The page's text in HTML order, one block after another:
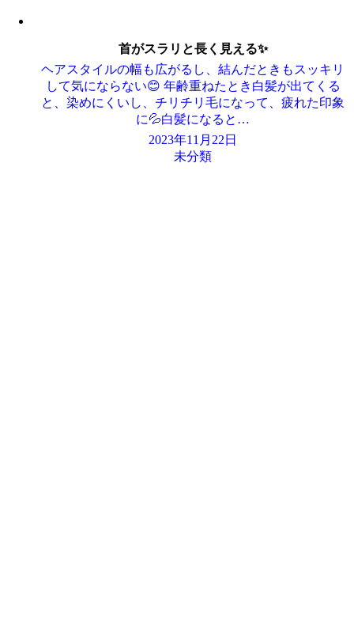
首がスラリと長く見える✨
ヘアスタイルの幅も広がるし、結んだときもスッキリ
して気にならない😊 年齢重ねたとき白髪が出てくる
と、染めにくいし、チリチリ毛になって、疲れた印象
に💦白髪になると…
2023年11月22日
未分類